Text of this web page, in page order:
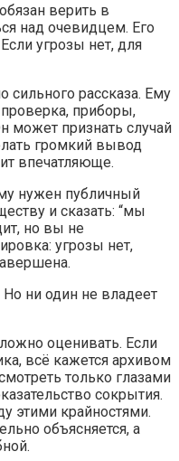
верить в
над очевидцем. Его
угрозы нет, для
сильного рассказа. Ему
приборы,
может признать случай
громкий вывод
впечатляюще.
нужен публичный
и сказать: “мы
но вы не
угрозы нет,
ни один не владеет
оценивать. Если
всё кажется архивом
только глазами
сокрытия.
этими крайностями.
объясняется, а